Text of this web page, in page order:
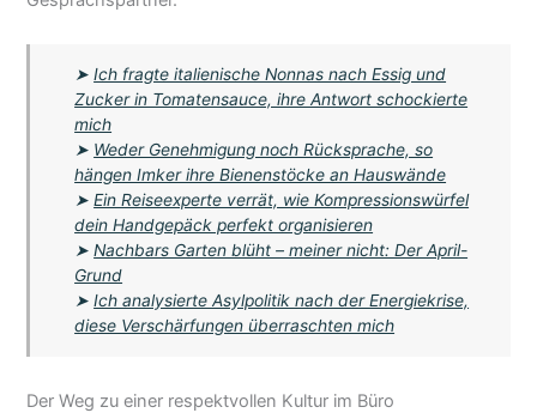
➤Ich fragte italienische Nonnas nach Essig und
Zucker in Tomatensauce, ihre Antwort schockierte
mich
➤ Weder Genehmigung noch Rücksprache, so
hängen Imker ihre Bienenstöcke an Hauswände
➤Ein Reiseexperte verrät, wie Kompressionswürfel
dein Handgepäck perfekt organisieren
➤Nachbars Garten blüht – meiner nicht: Der April-
Grund
➤Ich analysierte Asylpolitik nach der Energiekrise,
diese Verschärfungen überraschten mich
Der Weg zu einer respektvollen Kultur im Büro